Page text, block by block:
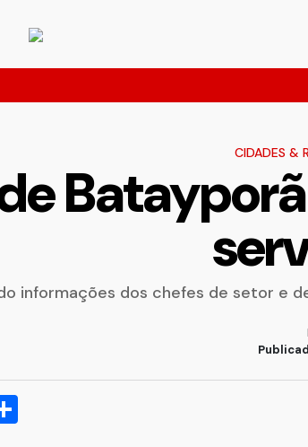
CIDADES &
informações dos chefes de setor e